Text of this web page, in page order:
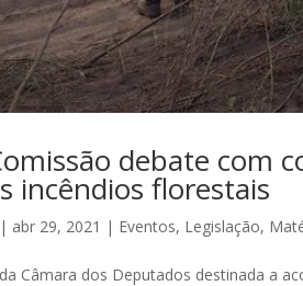
debate com
incêndios florestais
| abr 29, 2021 | Eventos, Legislação,
Câmara dos Deputados destinada a